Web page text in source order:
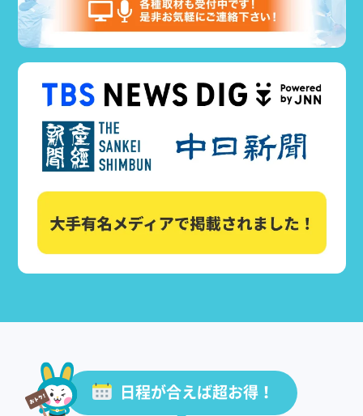
日程が合えば超お得！